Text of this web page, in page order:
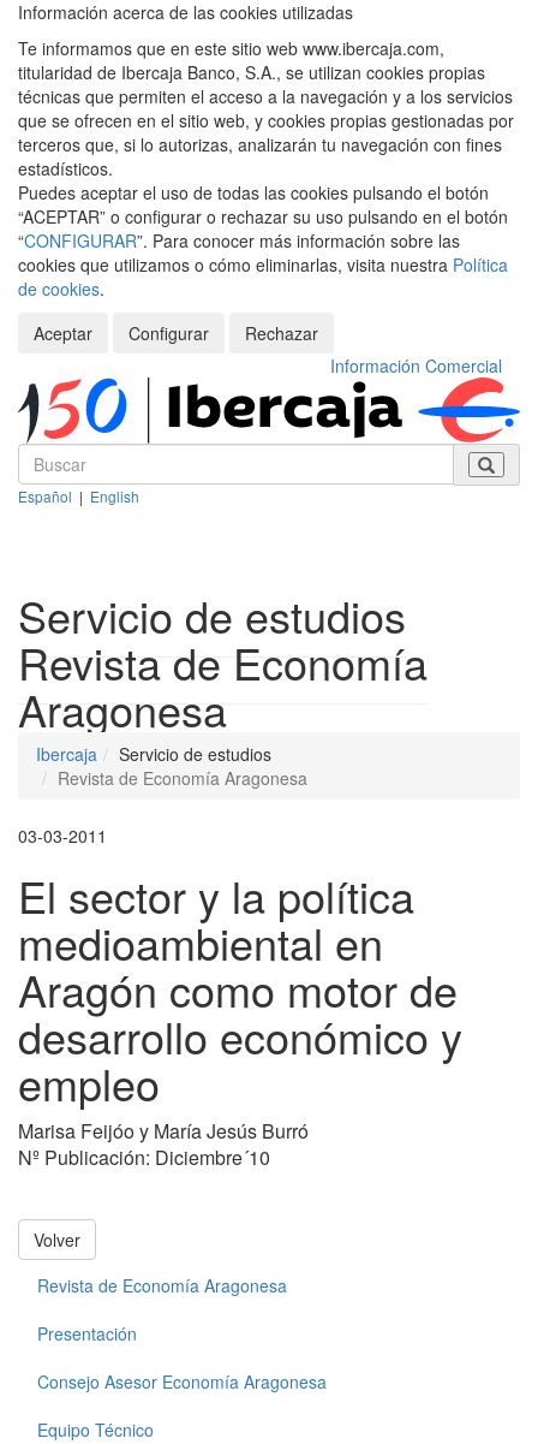
Información acerca de las cookies utilizadas
Te informamos que en este sitio web www.ibercaja.com,
titularidad de Ibercaja Banco, S.A., se utilizan cookies propias
técnicas que permiten el acceso a la navegación y a los servicios
que se ofrecen en el sitio web, y cookies propias gestionadas por
terceros que, si lo autorizas, analizarán tu navegación con fines
estadísticos.
Puedes aceptar el uso de todas las cookies pulsando el botón
“ACEPTAR” o configurar o rechazar su uso pulsando en el botón
“CONFIGURAR”. Para conocer más información sobre las
cookies que utilizamos o cómo eliminarlas, visita nuestra Política
de cookies.
Aceptar
Configurar
Rechazar
Información Comercial
Español | English
Servicio de estudios
Revista de Economía
Aragonesa
Ibercaja
Servicio de estudios
Revista de Economía Aragonesa
03-03-2011
El sector y la política
medioambiental en
Aragón como motor de
desarrollo económico y
empleo
Marisa Feijóo y María Jesús Burró
Nº Publicación: Diciembre´10
Volver
Revista de Economía Aragonesa
Presentación
Consejo Asesor Economía Aragonesa
Equipo Técnico